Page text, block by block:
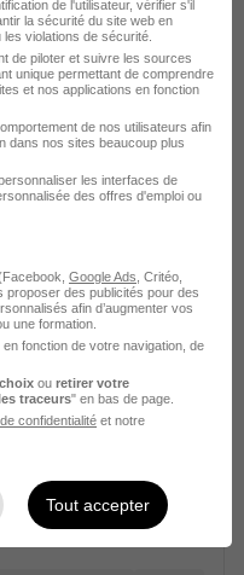
il y a 16 jours
H/F
de l'utilisateur, vérifier s'il
la sécurité du site web en
violations de sécurité.
de piloter et suivre les sources
unique permettant de comprendre
et nos applications en fonction
de nos utilisateurs afin
dans nos sites beaucoup plus
les interfaces de
des offres d'emploi ou
Google Ads , Critéo,
proposer des publicités pour des
afin d’augmenter vos
une formation.
fonction de votre navigation, de
ou retirer votre
traceurs" en bas de page.
confidentialité et notre
Tout accepter